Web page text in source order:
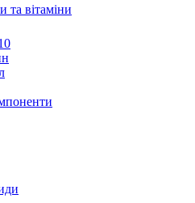
вітаміни